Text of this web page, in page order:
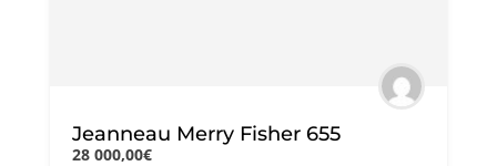
Jeanneau Merry Fisher 655
28 000,00€